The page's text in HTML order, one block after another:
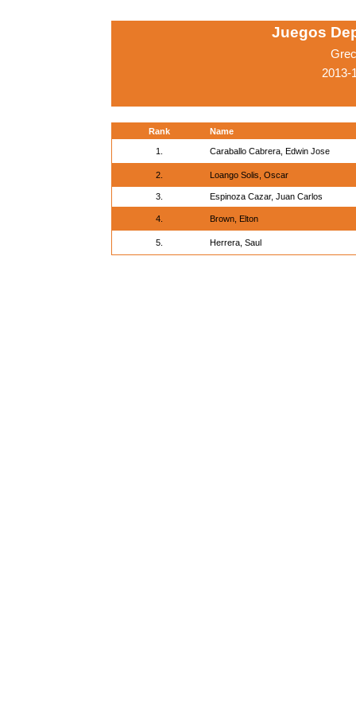
Juegos
2013-
Rank Name
1. Caraballo Cabrera, Edwin Jose
2. Loango Solis, Oscar
3. Espinoza Cazar, Juan Carlos
4. Brown, Elton
5. Herrera, Saul